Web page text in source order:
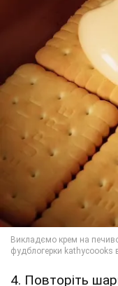
4. Повторіть